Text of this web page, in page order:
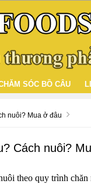
SÓC BỒ CÂU
nuôi? Mua ở đâu
Cách nuôi?
theo quy trình